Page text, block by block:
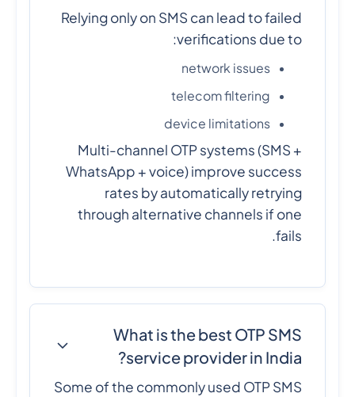
Relying only on SMS can lead to failed
verifications due to:
network issues
telecom filtering
device limitations
Multi-channel OTP systems (SMS +
WhatsApp + voice) improve success
rates by automatically retrying
through alternative channels if one
fails.
What is the best OTP SMS
service provider in India?
Some of the commonly used OTP SMS